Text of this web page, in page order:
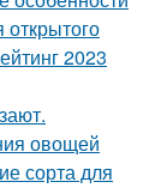
2023
овощей
сорта для